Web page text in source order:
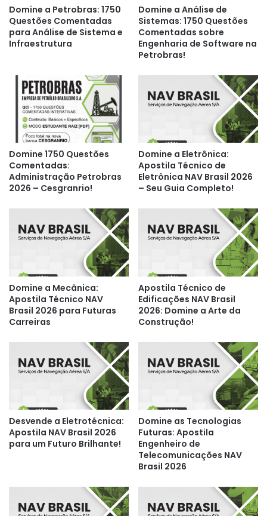
Domine a Petrobras: 1750
Questões Comentadas
para Análise de Sistema e
Infraestrutura
Domine a Análise de
Sistemas: 1750 Questões
Comentadas sobre
Engenharia de Software na
Petrobras!
Domine 1750 Questões
Comentadas:
Administração Petrobras
2026 – Cesgranrio!
Domine a Eletrônica:
Apostila Técnico de
Eletrônica NAV Brasil 2026
– Seu Guia Completo!
Domine a Mecânica:
Apostila Técnico NAV
Brasil 2026 para Futuras
Carreiras
Apostila Técnico de
Edificações NAV Brasil
2026: Domine a Arte da
Construção!
Desvende a Eletrotécnica:
Apostila NAV Brasil 2026
para um Futuro Brilhante!
Domine as Tecnologias
Futuras: Apostila
Engenheiro de
Telecomunicações NAV
Brasil 2026